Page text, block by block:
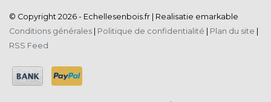
© Copyright 2026 - Echellesenbois.fr | Realisatie emarkable
Conditions générales
Politique de confidentialité Plan du site
RSS Feed